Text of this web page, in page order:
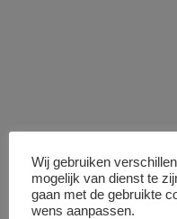
2027
Wij gebruiken
mogelijk van dienst te
gaan met de gebruikte
wens aanpassen.